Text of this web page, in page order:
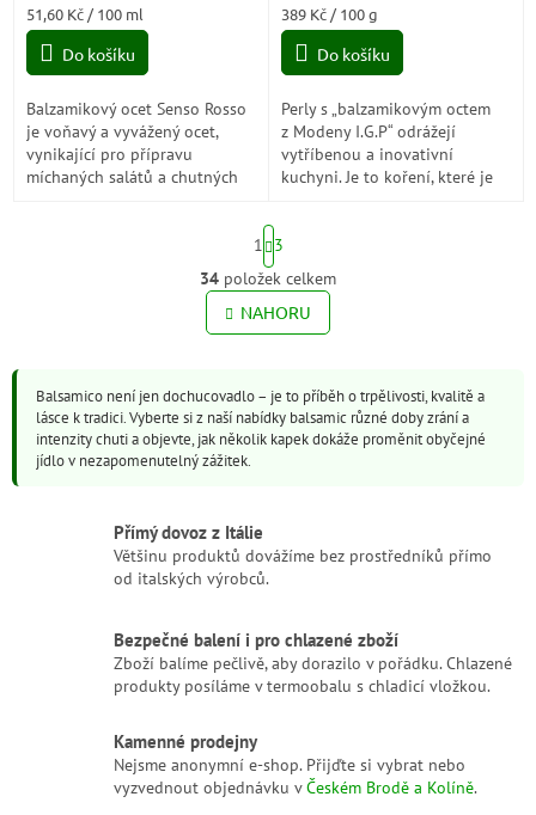
Měrná
cena:
51,60 Kč / 100 ml
Do košíku
Balzamikový ocet Senso Rosso
je voňavý a vyvážený ocet,
vynikající pro přípravu
míchaných salátů a chutných
Měrná
cena:
389 Kč / 100 g
Do košíku
Perly s „balzamikovým octem
z Modeny I.G.P“ odrážejí
vytříbenou a inovativní
kuchyni. Je to koření, které je
a...
O
v
l
a
c
í
y
v
i
s
u
S
t
r
á
n
k
á
n
í
1
3
34 položek celkem
NAHORU
Balsamico není jen dochucovadlo – je to příběh o trpělivosti, kvalitě a
lásce k tradici. Vyberte si z naší nabídky balsamic různé doby zrání a
intenzity chuti a objevte, jak několik kapek dokáže proměnit obyčejné
jídlo v nezapomenutelný zážitek.
Přímý dovoz z Itálie
Většinu produktů dovážíme bez prostředníků přímo
od italských výrobců.
Bezpečné balení i pro chlazené zboží
Zboží balíme pečlivě, aby dorazilo v pořádku. Chlazené
produkty posíláme v termoobalu s chladicí vložkou.
Kamenné prodejny
Nejsme anonymní e-shop. Přijďte si vybrat nebo
vyzvednout objednávku vČeském Brodě a Kolíně.